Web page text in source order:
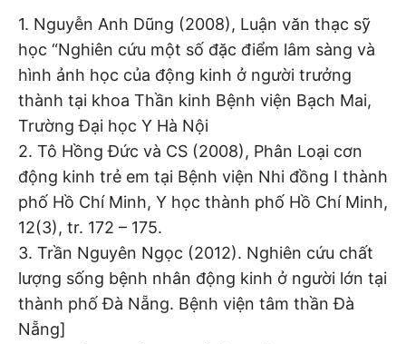
1. Nguyễn Anh Dũng (2008), Luận văn thạc sỹ
học “Nghiên cứu một số đặc điểm lâm sàng và
hình ảnh học của động kinh ở người trưởng
thành tại khoa Thần kinh Bệnh viện Bạch Mai,
Trường Đại học Y Hà Nội
2. Tô Hồng Đức và CS (2008), Phân Loại cơn
động kinh trẻ em tại Bệnh viện Nhi đồng I thành
phố Hồ Chí Minh, Y học thành phố Hồ Chí Minh,
12(3), tr. 172 – 175.
3. Trần Nguyên Ngọc (2012). Nghiên cứu chất
lượng sống bệnh nhân động kinh ở người lớn tại
thành phố Đà Nẵng. Bệnh viện tâm thần Đà
Nẵng]